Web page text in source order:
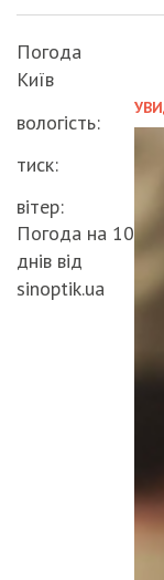
Погода
Київ
вологість:
тиск:
вітер:
Погода на 10
днів від
sinoptik.ua